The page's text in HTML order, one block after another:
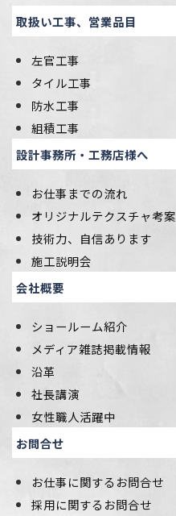
取扱い工事、営業品目
左官工事
タイル工事
防水工事
組積工事
設計事務所・工務店様へ
お仕事までの流れ
オリジナルテクスチャ考案
技術力、自信あります
施工説明会
会社概要
ショールーム紹介
メディア雑誌掲載情報
沿革
社長講演
女性職人活躍中
お問合せ
お仕事に関するお問合せ
採用に関するお問合せ